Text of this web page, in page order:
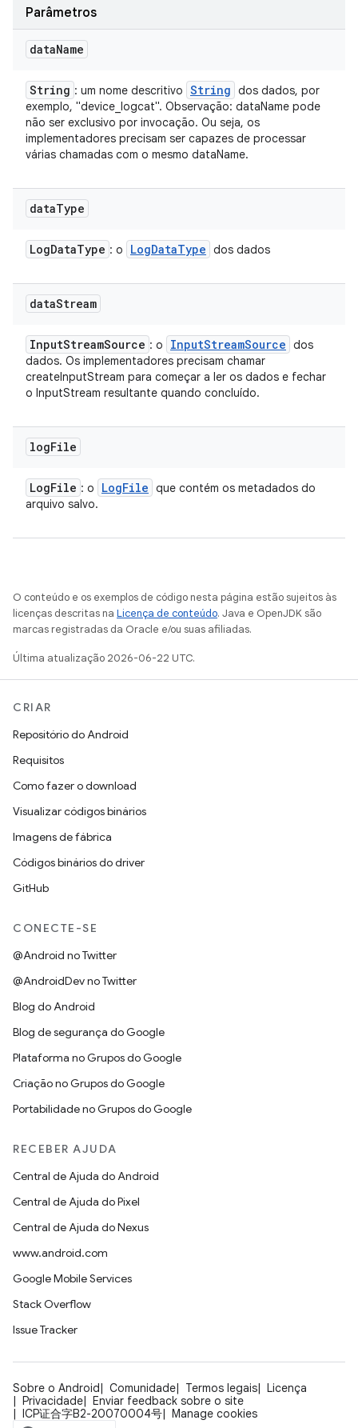
Parâmetros
dataName
String : um nome descritivo String dos dados, por
exemplo, "device_logcat". Observação: dataName pode
não ser exclusivo por invocação. Ou seja, os
implementadores precisam ser capazes de processar
várias chamadas com o mesmo dataName.
dataType
LogDataType : o LogDataType dos dados
dataStream
InputStreamSource : o InputStreamSource dos
dados. Os implementadores precisam chamar
createInputStream para começar a ler os dados e fechar
o InputStream resultante quando concluído.
logFile
LogFile : o LogFile que contém os metadados do
arquivo salvo.
O conteúdo e os exemplos de código nesta página estão sujeitos às
licenças descritas na Licença de conteúdo. Java e OpenJDK são
marcas registradas da Oracle e/ou suas afiliadas.
Última atualização 2026-06-22 UTC.
CRIAR
Repositório do Android
Requisitos
Como fazer o download
Visualizar códigos binários
Imagens de fábrica
Códigos binários do driver
GitHub
CONECTE-SE
@Android no Twitter
@AndroidDev no Twitter
Blog do Android
Blog de segurança do Google
Plataforma no Grupos do Google
Criação no Grupos do Google
Portabilidade no Grupos do Google
RECEBER AJUDA
Central de Ajuda do Android
Central de Ajuda do Pixel
Central de Ajuda do Nexus
www.android.com
Google Mobile Services
Stack Overflow
Issue Tracker
Sobre o Android Comunidade Termos legais
Licença
Privacidade
Enviar feedback sobre o site
ICP证合字B2-20070004号
Manage cookies